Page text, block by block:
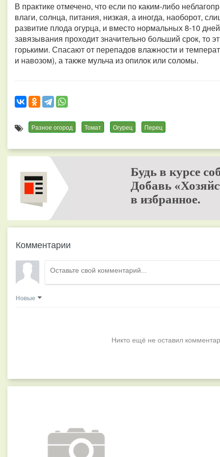
В практике отмечено, что если по каким-либо
влаги, солнца, питания, низкая, а иногда, наоборот,
развитие плода огурца, и вместо нормальных 8-10
завязывания проходит значительно больший срок, то
горькими. Спасают от перепадов влажности и
и навозом), а также мульча из опилок или соломы.
Разное огород Томат Огурец Перец
Будь в курсе
Добавь
в избранное.
Комментарии
Новые
Никто ещё не оставил